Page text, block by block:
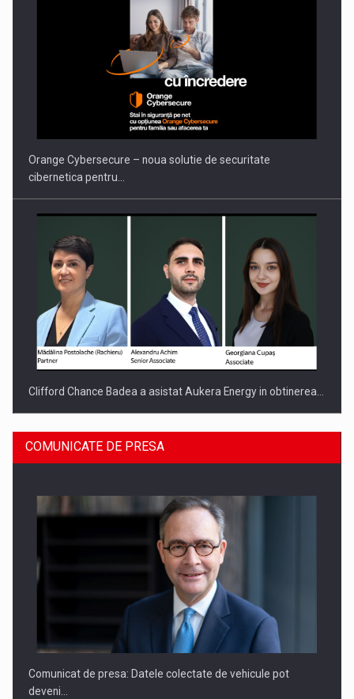
PUTTING ROMANIAN CORPORATE COMPANIES ON THE
INTERNATIONAL BUSINESS SCENE
Orange Cybersecure – noua solutie de securitate
cibernetica pentru…
Clifford Chance Badea a asistat Aukera Energy in obtinerea…
SAPTE PERSONALITATI DIN MEDIUL DE AFACERI, ACADEMIC
COMUNICATE DE PRESA
Comunicat de presa: Datele colectate de vehicule pot
deveni…